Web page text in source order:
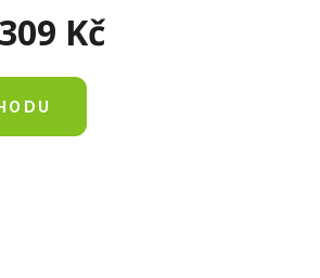
Původní
cena
Kč.
309 KčAktuální
cena